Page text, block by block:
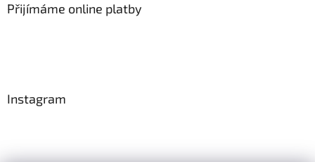
Přijímáme online platby
Instagram